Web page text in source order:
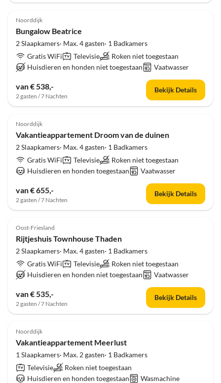
4.8 (1)
Noorddijk
Bungalow Beatrice
2 Slaapkamers· Max. 4 gasten· 1 Badkamers
Gratis WiFi
Televisie
Roken niet toegestaan
Huisdieren en honden niet toegestaan
Vaatwasser
van € 538,-
2 gasten / 7 Nachten
Bekijk Details
4.8 (1)
Noorddijk
Vakantieappartement Droom van de duinen
2 Slaapkamers· Max. 4 gasten· 1 Badkamers
Gratis WiFi
Televisie
Roken niet toegestaan
Huisdieren en honden toegestaan
Vaatwasser
van € 655,-
2 gasten / 7 Nachten
Bekijk Details
4.8 (1)
Oost-Friesland
Rijtjeshuis Townhouse Thaden
2 Slaapkamers· Max. 4 gasten· 1 Badkamers
Gratis WiFi
Televisie
Roken niet toegestaan
Huisdieren en honden niet toegestaan
Vaatwasser
van € 535,-
2 gasten / 7 Nachten
Bekijk Details
5.0 (1)
Noorddijk
Vakantieappartement Meerlust
1 Slaapkamers· Max. 2 gasten· 1 Badkamers
Televisie
Roken niet toegestaan
Huisdieren en honden toegestaan
Wasmachine